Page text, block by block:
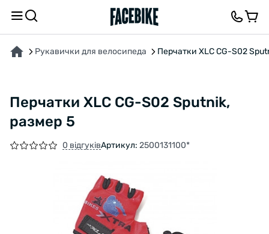
Рукавички для велосипеда Перчатки XLC CG-S02
Перчатки XLC CG-S02 Sputnik,
размер 5
0 відгуківАртикул: 2500131100*
ПРО ТОВАР ВІДГУКИ ТА ЗАПИТАННЯ